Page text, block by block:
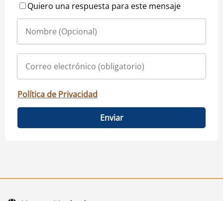
Quiero una respuesta para este mensaje
Política de Privacidad
Enviar